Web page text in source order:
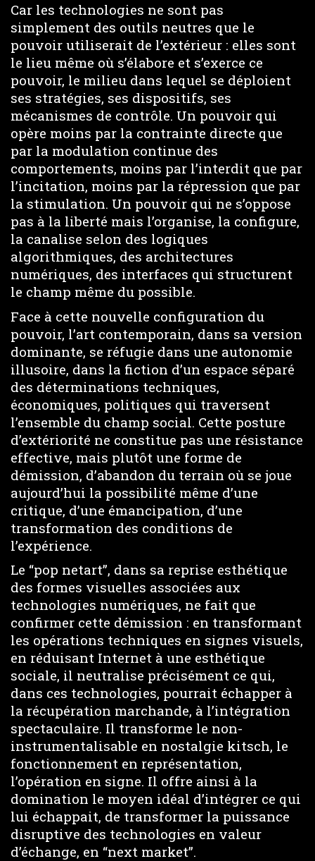
Car les technologies ne sont pas
simplement des outils neutres que le
pouvoir utiliserait de l’extérieur : elles sont
le lieu même où s’élabore et s’exerce ce
pouvoir, le milieu dans lequel se déploient
ses stratégies, ses dispositifs, ses
mécanismes de contrôle. Un pouvoir qui
opère moins par la contrainte directe que
par la modulation continue des
comportements, moins par l’interdit que par
l’incitation, moins par la répression que par
la stimulation. Un pouvoir qui ne s’oppose
pas à la liberté mais l’organise, la configure,
la canalise selon des logiques
algorithmiques, des architectures
numériques, des interfaces qui structurent
le champ même du possible.
Face à cette nouvelle configuration du
pouvoir, l’art contemporain, dans sa version
dominante, se réfugie dans une autonomie
illusoire, dans la fiction d’un espace séparé
des déterminations techniques,
économiques, politiques qui traversent
l’ensemble du champ social. Cette posture
d’extériorité ne constitue pas une résistance
effective, mais plutôt une forme de
démission, d’abandon du terrain où se joue
aujourd’hui la possibilité même d’une
critique, d’une émancipation, d’une
transformation des conditions de
l’expérience.
Le “pop netart”, dans sa reprise esthétique
des formes visuelles associées aux
technologies numériques, ne fait que
confirmer cette démission : en transformant
les opérations techniques en signes visuels,
en réduisant Internet à une esthétique
sociale, il neutralise précisément ce qui,
dans ces technologies, pourrait échapper à
la récupération marchande, à l’intégration
spectaculaire. Il transforme le non-
instrumentalisable en nostalgie kitsch, le
fonctionnement en représentation,
l’opération en signe. Il offre ainsi à la
domination le moyen idéal d’intégrer ce qui
lui échappait, de transformer la puissance
disruptive des technologies en valeur
d’échange, en “next market”.